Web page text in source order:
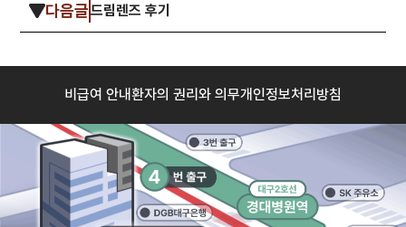
다음글드림렌즈 후기
비급여 안내환자의 권리와 의무개인정보처리방침